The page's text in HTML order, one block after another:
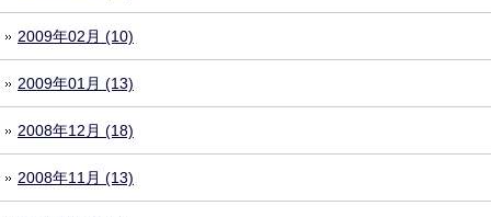
2009年02月 (10)
2009年01月 (13)
2008年12月 (18)
2008年11月 (13)